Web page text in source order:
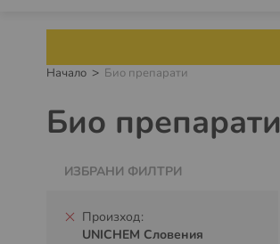
Начало Био препарати
Био препарати
ИЗБРАНИ ФИЛТРИ
Произход
UNICHEM Словения